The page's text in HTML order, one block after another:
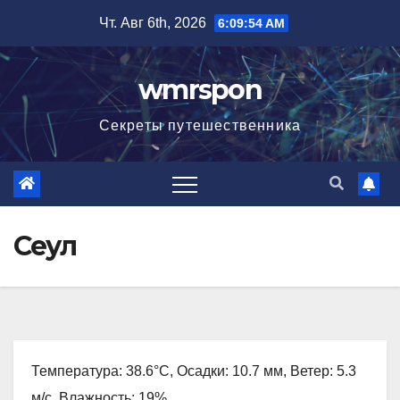
содержимому
Чт. Авг 6th, 2026 6:09:55 AM
wmrspon
Секреты путешественника
Сеул
Температура: 38.6°C, Осадки: 10.7 мм, Ветер: 5.3